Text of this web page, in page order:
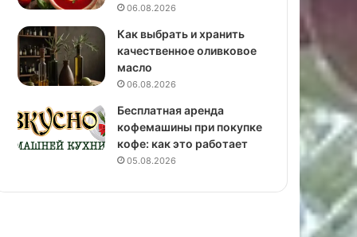
06.08.2026
Как выбрать и хранить
качественное оливковое
масло
06.08.2026
Бесплатная аренда
кофемашины при покупке
кофе: как это работает
05.08.2026